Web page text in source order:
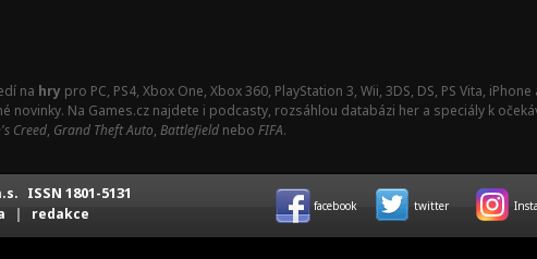
na hry pro PC, PS4, Xbox One, Xbox 360, PlayStation 3, Wii, 3DS, DS, PS Vita,
novinky. Na Games.cz najdete i podcasty, rozsáhlou databázi her a speciály k
Creed, Grand Theft Auto, Battlefield nebo FIFA.
ISSN 1801-5131
| redakce facebook twitter